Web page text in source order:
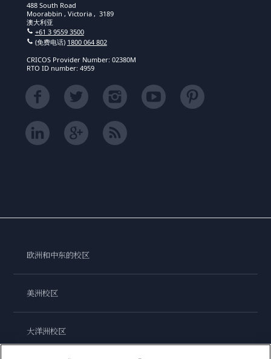
488 South Road
Moorabbin , Victoria , 3189
澳大利亚
+61 3 9559 3500
(免费电话) 1800 064 802
CRICOS Provider Number: 02380M
RTO ID number: 4959
欧洲和中东的校区
美洲校区
大洋洲校区